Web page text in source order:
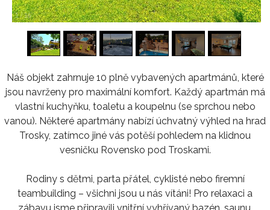
1/16
Náš objekt zahrnuje 10 plně vybavených apartmánů, které
jsou navrženy pro maximální komfort. Každý apartmán má
vlastní kuchyňku, toaletu a koupelnu (se sprchou nebo
vanou). Některé apartmány nabízí úchvatný výhled na hrad
Trosky, zatímco jiné vás potěší pohledem na klidnou
vesničku Rovensko pod Troskami.
Rodiny s dětmi, parta přátel, cyklisté nebo firemní
teambuilding – všichni jsou u nás vítáni! Pro relaxaci a
zábavu jsme připravili vnitřní vyhřívaný bazén, saunu,